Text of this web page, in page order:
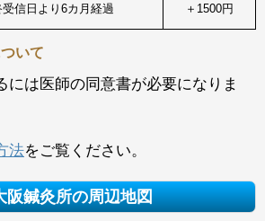
信日より6カ月経過 ＋1500円
いて
には医師の同意書が必要になりま
法をご覧ください。
阪鍼灸所の周辺地図